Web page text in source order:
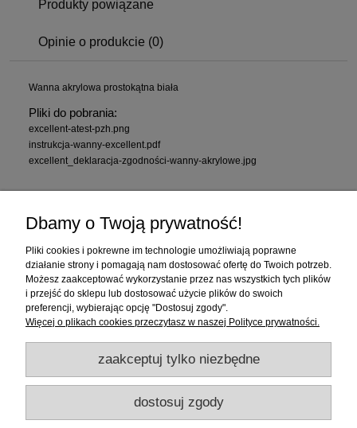
Produkty powiązane
Opinie o produkcie (0)
Wanna akrylowa prostokątna biała
Pliki do pobrania:
excellent-atest-pzh.png
instrukcja-wanny-excellent.pdf
excellent_deklaracja-zgodności-wanny-akrylowe.jpg
Moje konto
Informacje
Dbamy o Twoją prywatność!
Pliki cookies i pokrewne im technologie umożliwiają poprawne
działanie strony i pomagają nam dostosować ofertę do Twoich potrzeb.
Możesz zaakceptować wykorzystanie przez nas wszystkich tych plików
i przejść do sklepu lub dostosować użycie plików do swoich
preferencji, wybierając opcję "Dostosuj zgody".
Więcej o plikach cookies przeczytasz w naszej Polityce prywatności.
zaakceptuj tylko niezbędne
dostosuj zgody